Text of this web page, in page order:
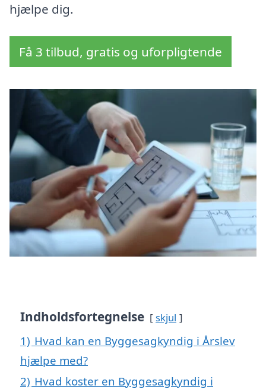
hjælpe dig.
Få 3 tilbud, gratis og uforpligtende
Indholdsfortegnelse skjul
1) Hvad kan en Byggesagkyndig i Årslev
hjælpe med?
2) Hvad koster en Byggesagkyndig i